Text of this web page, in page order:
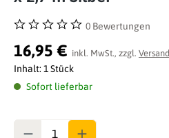
Durchschnittliche Bewertung von 0
0 Bewertungen
16,95 € inkl. MwSt., zzgl. Versand
Inhalt: 1 Stück
Sofort lieferbar